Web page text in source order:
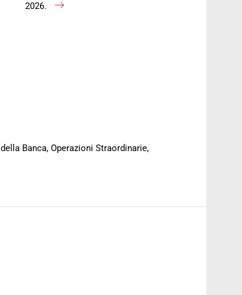
2026.
Banca, Operazioni Straordinarie,